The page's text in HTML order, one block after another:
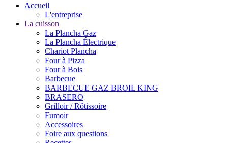
Accueil
L'entreprise
La cuisson
La Plancha Gaz
La Plancha Électrique
Chariot Plancha
Four à Pizza
Four à Bois
Barbecue
BARBECUE GAZ BROIL KING
BRASERO
Grilloir / Rôtissoire
Fumoir
Accessoires
Foire aux questions